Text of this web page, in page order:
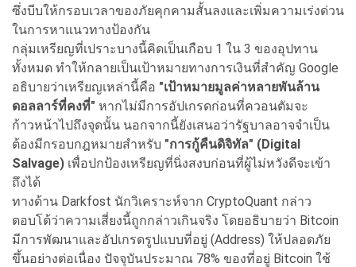
ซึ่งบีบให้กรอบเวลาของภัยคุกคามสั้นลงและเพิ่มความเร่งด่วน
ในการหาแนวทางป้องกัน
กลุ่มเหรียญที่เปราะบางนี้คิดเป็นเกือบ 1 ใน 3 ของอุปทาน
ทั้งหมด ทำให้กลายเป็นเป้าหมายทางการเงินที่สำคัญ Google
อธิบายว่าเหรียญเหล่านี้คือ "เป้าหมายมูลค่าหลายพันล้าน
ดอลลาร์ที่คงที่" หากไม่มีการอัปเกรดก่อนที่ควอนตัมจะ
ก้าวหน้าไปถึงจุดนั้น นอกจากนี้ยังเสนอว่ารัฐบาลอาจจำเป็น
ต้องมีกรอบกฎหมายสำหรับ "การกู้คืนดิจิทัล" (Digital
Salvage) เพื่อปกป้องเหรียญที่นิ่งสงบก่อนที่ผู้ไม่หวังดีจะเข้า
ถึงได้
ทางด้าน Darkfost นักวิเคราะห์จาก CryptoQuant กล่าว
ตอบโต้ว่าความเสี่ยงนี้ถูกกล่าวเกินจริง โดยอธิบายว่า Bitcoin
มีการพัฒนาและอัปเกรดรูปแบบที่อยู่ (Address) ให้ปลอดภัย
ขึ้นอย่างต่อเนื่อง ปัจจุบันประมาณ 78% ของที่อยู่ Bitcoin ใช้